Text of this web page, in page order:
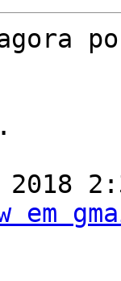
2018
em